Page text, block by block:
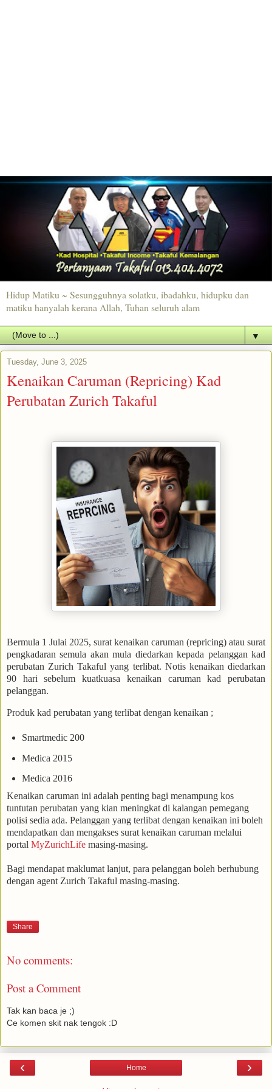
Hidup Matiku ~ Sesungguhnya solatku, ibadahku, hidupku dan
matiku hanyalah kerana Allah, Tuhan seluruh alam
▼
Tuesday, June 3, 2025
Kenaikan Caruman (Repricing) Kad
Perubatan Zurich Takaful
Bermula 1 Julai 2025, surat kenaikan caruman (repricing) atau surat
pengkadaran semula akan mula diedarkan kepada pelanggan kad
perubatan Zurich Takaful yang terlibat. Notis kenaikan diedarkan
90 hari sebelum kuatkuasa kenaikan caruman kad perubatan
pelanggan.
Produk kad perubatan yang terlibat dengan kenaikan ;
Smartmedic 200
Medica 2015
Medica 2016
Kenaikan caruman ini adalah penting bagi menampung kos
tuntutan perubatan yang kian meningkat di kalangan pemegang
polisi sedia ada. Pelanggan yang terlibat dengan kenaikan ini boleh
mendapatkan dan mengakses surat kenaikan caruman melalui
portal MyZurichLife masing-masing.
Bagi mendapat maklumat lanjut, para pelanggan boleh berhubung
dengan agent Zurich Takaful masing-masing.
Share
No comments:
Post a Comment
Tak kan baca je ;)
Ce komen skit nak tengok :D
‹ ›
Home